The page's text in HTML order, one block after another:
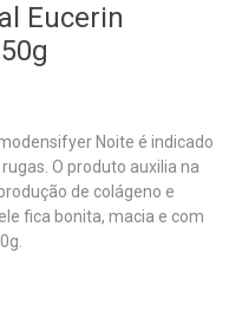
Eucerin
Noite é indicado
O produto auxilia na
de colágeno e
fica bonita, macia e com